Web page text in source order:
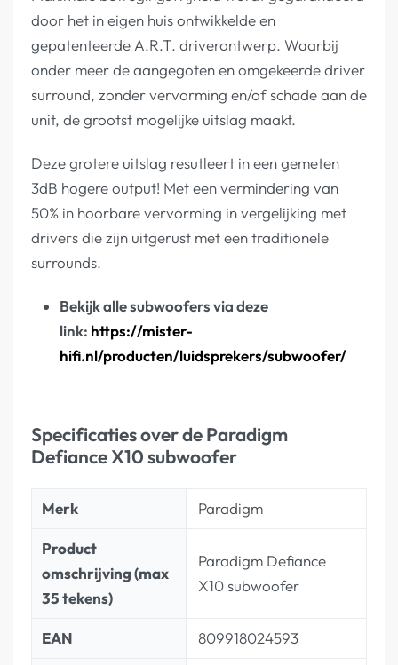
door het in eigen huis ontwikkelde en
gepatenteerde A.R.T. driverontwerp. Waarbij
onder meer de aangegoten en omgekeerde driver
surround, zonder vervorming en/of schade aan de
unit, de grootst mogelijke uitslag maakt.
Deze grotere uitslag resutleert in een gemeten
3dB hogere output! Met een vermindering van
50% in hoorbare vervorming in vergelijking met
drivers die zijn uitgerust met een traditionele
surrounds.
Bekijk alle subwoofers via deze
link: https://mister-
hifi.nl/producten/luidsprekers/subwoofer/
Specificaties over de Paradigm
Defiance X10 subwoofer
Merk Paradigm
Product
omschrijving (max
35 tekens)
Paradigm Defiance
X10 subwoofer
EAN 809918024593